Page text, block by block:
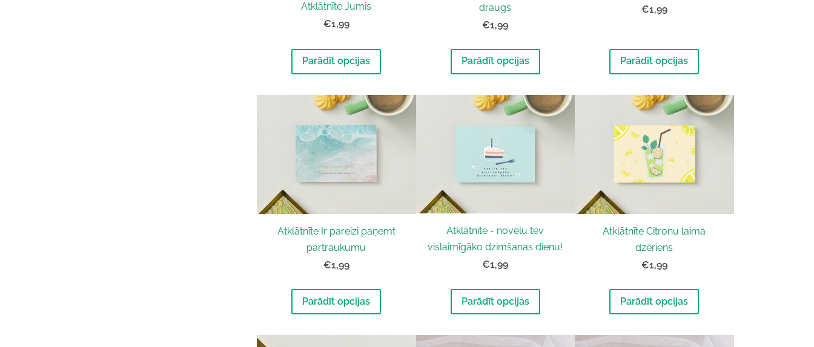
Atklātnīte Jumis
€1,99
Parādīt opcijas
draugs
€1,99
Parādīt opcijas
€1,99
Parādīt opcijas
Atklātnīte Ir pareizi paņemt
pārtraukumu
€1,99
Parādīt opcijas
Atklātnīte - novēlu tev
vislaimīgāko dzimšanas dienu!
€1,99
Parādīt opcijas
Atklātnīte Citronu laima
dzēriens
€1,99
Parādīt opcijas